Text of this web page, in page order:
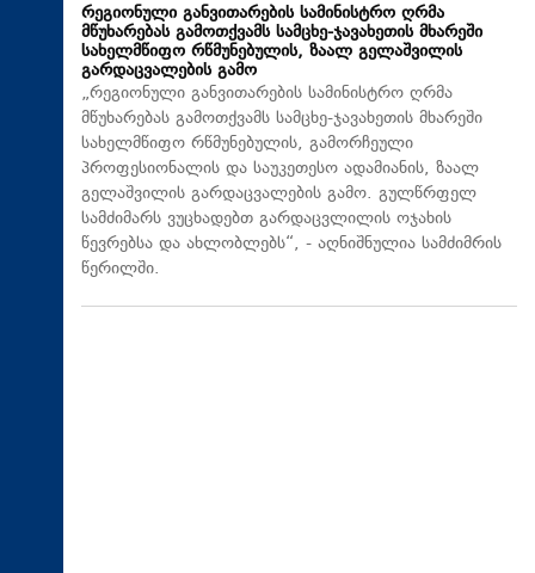
რეგიონული განვითარების სამინისტრო ღრმა
მწუხარებას გამოთქვამს სამცხე-ჯავახეთის მხარეში
სახელმწიფო რწმუნებულის, ზაალ გელაშვილის
გარდაცვალების გამო
„რეგიონული განვითარების სამინისტრო ღრმა
მწუხარებას გამოთქვამს სამცხე-ჯავახეთის მხარეში
სახელმწიფო რწმუნებულის, გამორჩეული
პროფესიონალის და საუკეთესო ადამიანის, ზაალ
გელაშვილის გარდაცვალების გამო. გულწრფელ
სამძიმარს ვუცხადებთ გარდაცვლილის ოჯახის
წევრებსა და ახლობლებს“, - აღნიშნულია სამძიმრის
წერილში.